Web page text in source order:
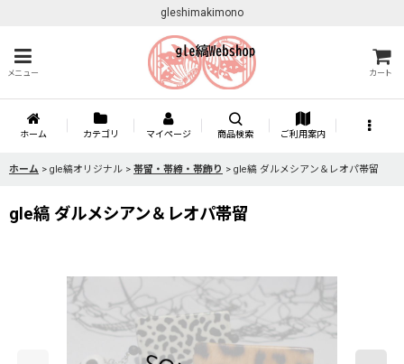
gleshimakimono
メニュー カート
ホーム カテゴリ マイページ 商品検索 ご利用案内
ホーム > gle縞オリジナル > 帯留・帯締・帯飾り > gle縞 ダルメシアン＆レオパ帯留
gle縞 ダルメシアン＆レオパ帯留